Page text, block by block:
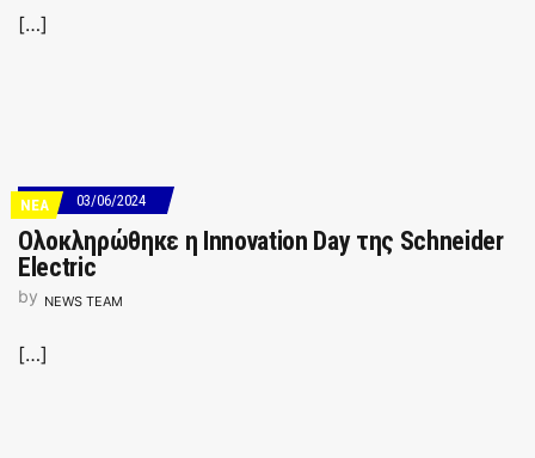
[…]
ΝΕΑ 03/06/2024
Ολοκληρώθηκε η Innovation Day της Schneider
Electric
by NEWS TEAM
[…]